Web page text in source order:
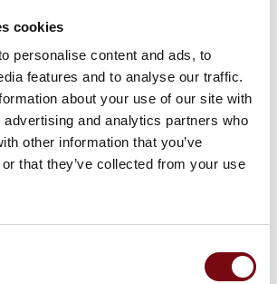
cookies
personalise content and ads, to
features and to analyse our traffic.
about your use of our site with
and analytics partners who
other information that you’ve
that they’ve collected from your use
grunde
gode grunde til, hvorfor din virksomhed
en del af HI Tech & Industry